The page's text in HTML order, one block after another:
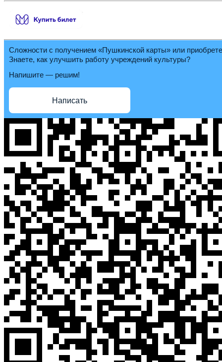
Сложности с получением «Пушкинской карты» или
Знаете, как улучшить работу учреждений культуры?
Напишите — решим!
Написать